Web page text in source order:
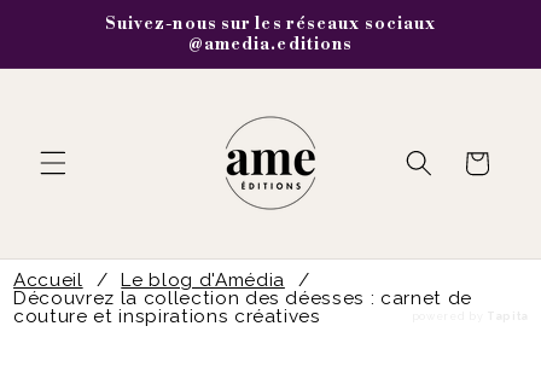
contenu
Suivez-nous sur les réseaux sociaux
@amedia.editions
Panier
Accueil / Le blog d'Amédia
/
Découvrez la collection des déesses : carnet de
couture et inspirations créatives